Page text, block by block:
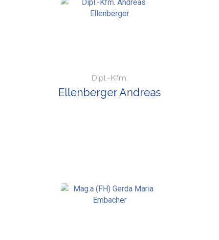
Dipl.-Kfm.
Ellenberger Andreas